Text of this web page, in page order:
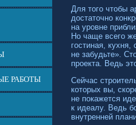
РАБОТЫ
Для того чтобы
достаточно
на уровне
Но чаще всего
гостиная,
не забудьте».
проекта. Ведь
Сейчас
которых вы,
не покажется
к идеалу. Ведь
внутренней